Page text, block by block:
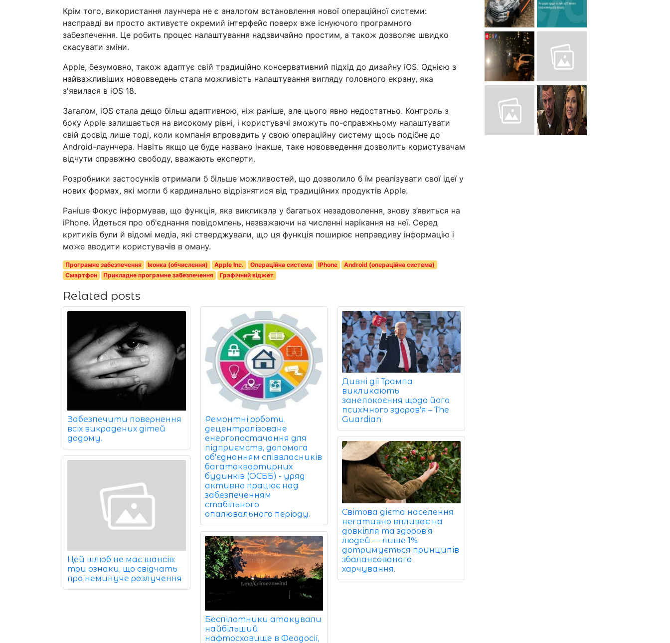
Крім того, використання лаунчера не є аналогом встановлення нової операційної системи:
насправді ви просто активуєте окремий інтерфейс поверх вже існуючого програмного
забезпечення. Це робить процес налаштування надзвичайно простим, а також дозволяє швидко
скасувати зміни.
Apple, безумовно, також адаптує свій традиційно консервативний підхід до дизайну iOS. Однією з
найважливіших нововведень стала можливість налаштування вигляду головного екрану, яка
з'явилася в iOS 18.
Загалом, iOS стала дещо більш адаптивною, ніж раніше, але цього явно недостатньо. Контроль з
боку Apple залишається на високому рівні, і користувачі зможуть по-справжньому налаштувати
свій досвід лише тоді, коли компанія впровадить у свою операційну систему щось подібне до
Android-лаунчера. Навіть якщо це буде названо інакше, таке нововведення дозволить користувачам
відчути справжню свободу, вважають експерти.
Розробники застосунків отримали б більше можливостей, що дозволило б їм реалізувати свої ідеї у
нових формах, які могли б кардинально відрізнятися від традиційних продуктів Apple.
Раніше Фокус інформував, що функція, яка викликала у багатьох незадоволення, знову з’явиться на
iPhone. Йдеться про об'єднання повідомлень, незважаючи на численні нарікання на неї. Серед
критиків були й відомі медіа, які стверджували, що ця функція поширює неправдиву інформацію і
може вводити користувачів в оману.
Програмне забезпечення Іконка (обчислення) Apple Inc. Операційна система IPhone
Android (операційна система)
Смартфон
Прикладне програмне забезпечення Графічний віджет
Related posts
Забезпечити повернення
всіх викрадених дітей
додому.
Цей шлюб не має шансів:
три ознаки, що свідчать
про неминуче розлучення
Ремонтні роботи,
децентралізоване
енергопостачання для
підприємств, допомога
об'єднанням співвласників
багатоквартирних
будинків (ОСББ) - уряд
активно працює над
забезпеченням
стабільного
опалювального періоду.
Беспілотники атакували
найбільший
нафтосховище в Феодосії,
Дивні дії Трампа
викликають
занепокоєння щодо його
психічного здоров'я – The
Guardian.
Світова дієта населення
негативно впливає на
довкілля та здоров'я
людей — лише 1%
дотримується принципів
збалансованого
харчування.